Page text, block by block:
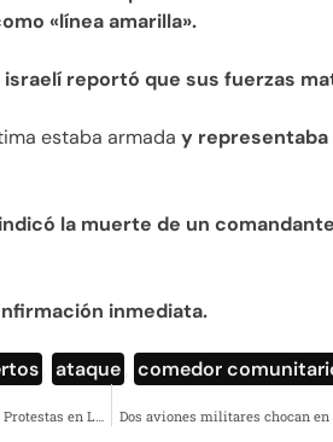
«línea amarilla».
reportó que sus fuerzas
estaba armada y representaba
indicó la muerte de un
inmediata.
ataque comedor
Dos aviones militares chocan